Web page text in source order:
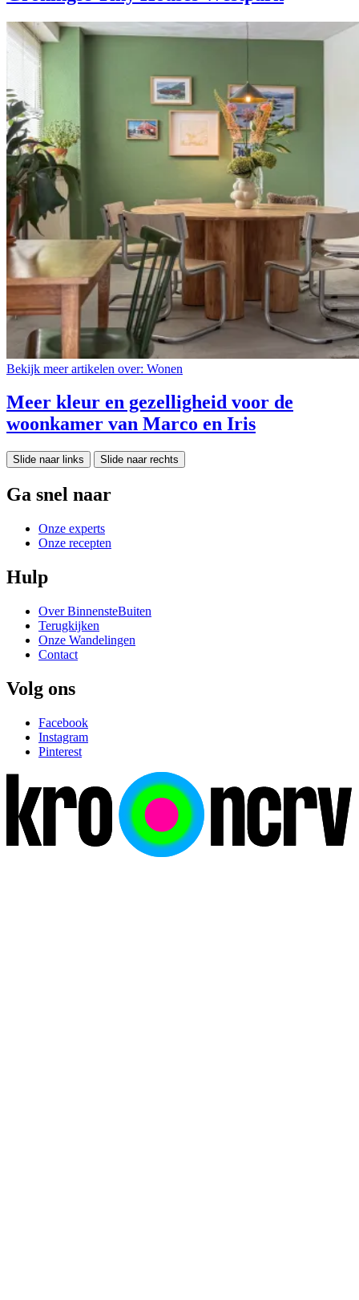
Bekijk meer artikelen over: Wonen
Meer kleur en gezelligheid voor de
woonkamer van Marco en Iris
Slide naar links Slide naar rechts
Ga snel naar
Onze experts
Onze recepten
Hulp
Over BinnensteBuiten
Terugkijken
Onze Wandelingen
Contact
Volg ons
Facebook
Instagram
Pinterest